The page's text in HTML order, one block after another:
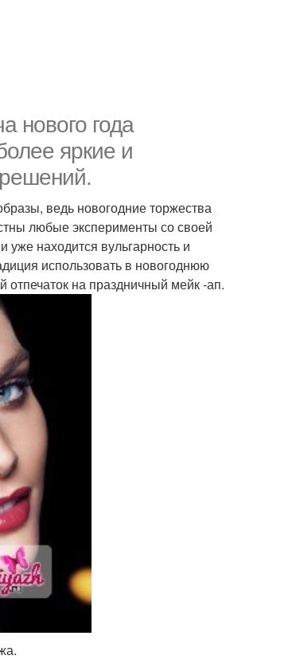
нового года
яркие и
ведь новогодние торжества
любые эксперименты со своей
находится вульгарность и
использовать в новогоднюю
отпечаток на праздничный мейк -ап.